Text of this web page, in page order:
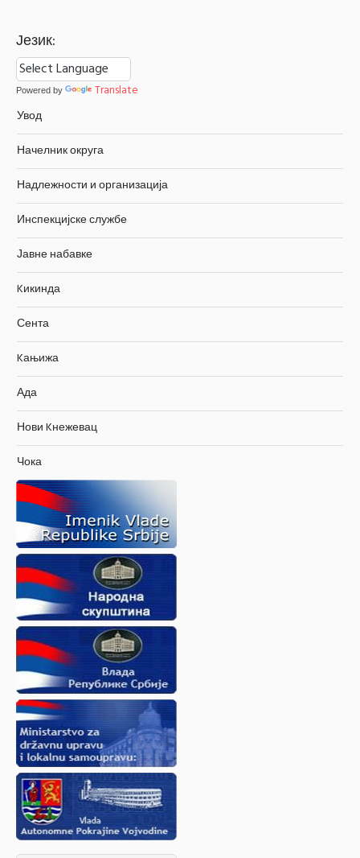
Језик:
Powered by
Translate
Увод
Начелник округа
Надлежности и организација
Инспекцијске службе
Јавне набавке
Kикинда
Сента
Kањижа
Ада
Нови Kнежевац
Чока